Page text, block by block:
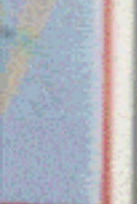
ieri